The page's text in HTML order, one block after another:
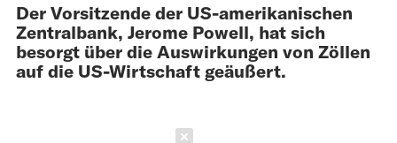
Der Vorsitzende der US-amerikanischen
Zentralbank, Jerome Powell, hat sich
besorgt über die Auswirkungen von Zöllen
auf die US-Wirtschaft geäußert.